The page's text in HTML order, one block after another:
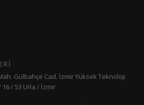
Gülbahçe Cad. İzmir Yüksek Teknoloji
16 / 53 Urla / İzmir